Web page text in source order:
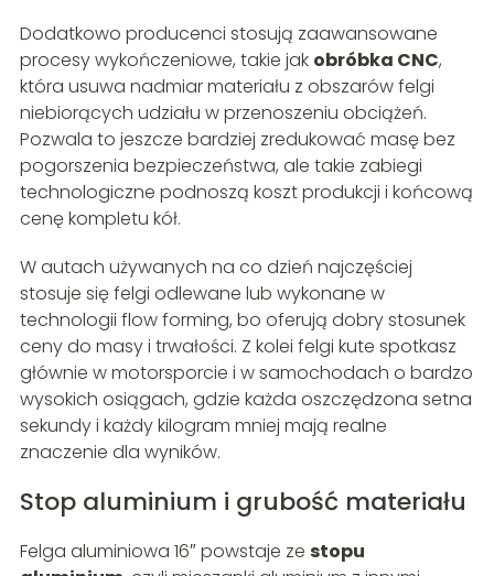
Dodatkowo producenci stosują zaawansowane
procesy wykończeniowe, takie jak obróbka CNC,
która usuwa nadmiar materiału z obszarów felgi
niebiorących udziału w przenoszeniu obciążeń.
Pozwala to jeszcze bardziej zredukować masę bez
pogorszenia bezpieczeństwa, ale takie zabiegi
technologiczne podnoszą koszt produkcji i końcową
cenę kompletu kół.
W autach używanych na co dzień najczęściej
stosuje się felgi odlewane lub wykonane w
technologii flow forming, bo oferują dobry stosunek
ceny do masy i trwałości. Z kolei felgi kute spotkasz
głównie w motorsporcie i w samochodach o bardzo
wysokich osiągach, gdzie każda oszczędzona setna
sekundy i każdy kilogram mniej mają realne
znaczenie dla wyników.
Stop aluminium i grubość materiału
Felga aluminiowa 16″ powstaje ze stopu